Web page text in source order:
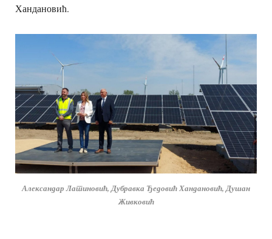
Хандановић.
Александар Латиновић, Дубравка Ђедовић Хандановић, Душан
Живковић